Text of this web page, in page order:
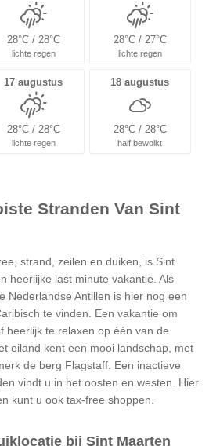
28°C / 28°C
lichte regen
28°C / 27°C
lichte regen
17 augustus
28°C / 28°C
lichte regen
18 augustus
28°C / 28°C
half bewolkt
Stranden Van Sint
strand, zeilen en duiken, is Sint
heerlijke last minute vakantie. Als
Nederlandse Antillen is hier nog een
te vinden. Een vakantie om
heerlijk te relaxen op één van de
eiland kent een mooi landschap, met
de berg Flagstaff. Een inactieve
vindt u in het oosten en westen. Hier
kunt u ook tax-free shoppen.
bij Sint Maarten